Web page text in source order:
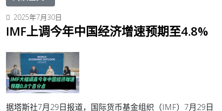
2025年7月30日
IMF上调今年中国经济增速预期至4.8%
据塔斯社7月29日报道，国际货币基金组织（IMF）7月29日